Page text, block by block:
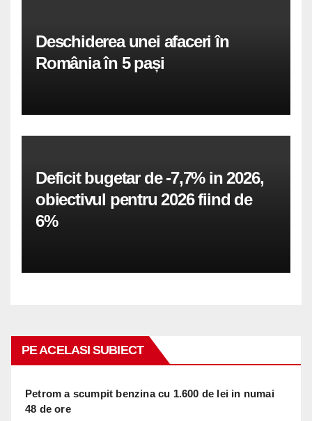
Deschiderea unei afaceri în
România în 5 pași
Deficit bugetar de -7,7% in 2026,
obiectivul pentru 2026 fiind de
6%
PE ACELASI SUBIECT
Petrom a scumpit benzina cu 1.600 de lei in numai
48 de ore